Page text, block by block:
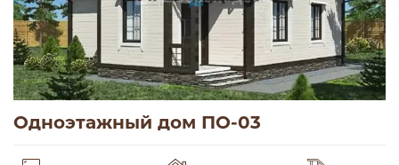
Одноэтажный дом ПО-03